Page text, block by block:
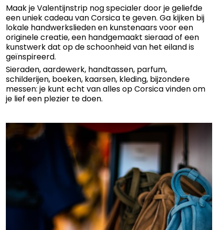
Maak je Valentijnstrip nog specialer door je geliefde
een uniek cadeau van Corsica te geven. Ga kijken bij
lokale handwerkslieden en kunstenaars voor een
originele creatie, een handgemaakt sieraad of een
kunstwerk dat op de schoonheid van het eiland is
geïnspireerd.
Sieraden, aardewerk, handtassen, parfum,
schilderijen, boeken, kaarsen, kleding, bijzondere
messen: je kunt echt van alles op Corsica vinden om
je lief een plezier te doen.